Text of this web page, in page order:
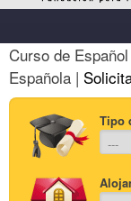
Curso de
Española |
Tipo